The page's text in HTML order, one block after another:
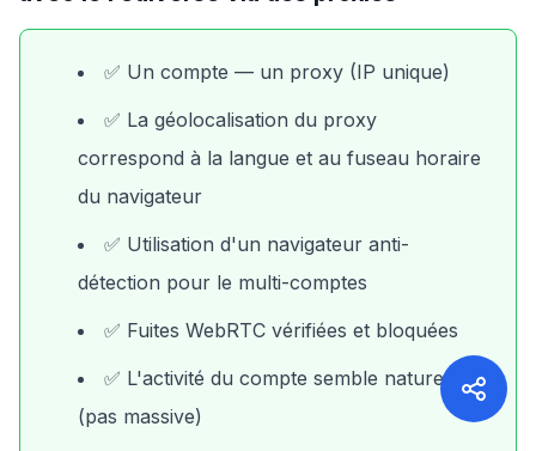
✅ Un compte — un proxy (IP unique)
✅ La géolocalisation du proxy
correspond à la langue et au fuseau horaire
du navigateur
✅ Utilisation d'un navigateur anti-
détection pour le multi-comptes
✅ Fuites WebRTC vérifiées et bloquées
✅ L'activité du compte semble naturelle
(pas massive)